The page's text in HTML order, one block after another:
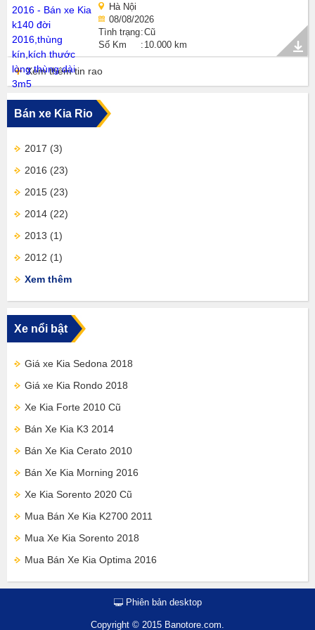
Hà Nội
08/08/2026
Tình trạng Cũ
Số Km
10.000 km
Xem thêm tin rao
Bán xe Kia Rio
2017 (3)
2016 (23)
2015 (23)
2014 (22)
2013 (1)
2012 (1)
Xem thêm
Xe nổi bật
Giá xe Kia Sedona 2018
Giá xe Kia Rondo 2018
Xe Kia Forte 2010 Cũ
Bán Xe Kia K3 2014
Bán Xe Kia Cerato 2010
Bán Xe Kia Morning 2016
Xe Kia Sorento 2020 Cũ
Mua Bán Xe Kia K2700 2011
Mua Xe Kia Sorento 2018
Mua Bán Xe Kia Optima 2016
Phiên bản desktop
Copyright © 2015 Banotore.com.